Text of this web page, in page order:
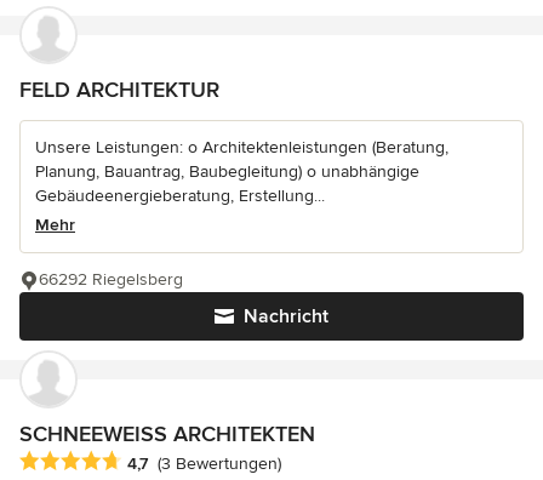
FELD ARCHITEKTUR
Unsere Leistungen: o Architektenleistungen (Beratung,
Planung, Bauantrag, Baubegleitung) o unabhängige
Gebäudeenergieberatung, Erstellung...
Mehr
Nachricht
66292 Riegelsberg
SCHNEEWEISS ARCHITEKTEN
Durchschnittliche Bewertung: 4.7 von 5 Sternen
4,7 (3 Bewertungen)